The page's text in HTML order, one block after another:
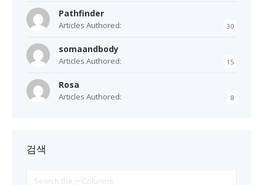
Pathfinder
Articles Authored: 30
somaandbody
Articles Authored: 15
Rosa
Articles Authored: 8
검색